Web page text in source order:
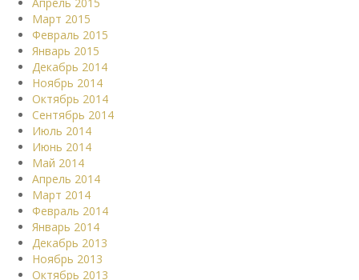
Апрель 2015
Март 2015
Февраль 2015
Январь 2015
Декабрь 2014
Ноябрь 2014
Октябрь 2014
Сентябрь 2014
Июль 2014
Июнь 2014
Май 2014
Апрель 2014
Март 2014
Февраль 2014
Январь 2014
Декабрь 2013
Ноябрь 2013
Октябрь 2013